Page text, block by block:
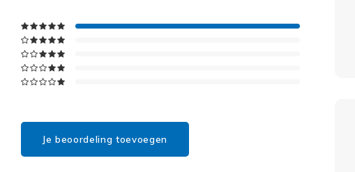
Je beoordeling toevoegen